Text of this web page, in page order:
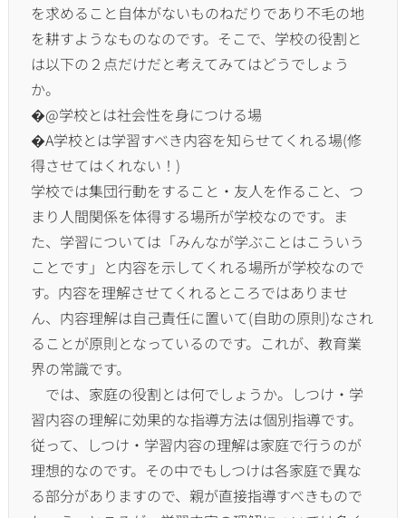
を求めること自体がないものねだりであり不毛の地
を耕すようなものなのです。 そこで、 学校の役割と
は以下の２点だけだと考えてみてはどうでしょう
か。
�@学校とは社会性を身につける場
�A学校とは学習すべき内容を知らせてくれる場(修
得させてはくれない！)
学校では集団行動をすること・友人を作ること、 つ
まり人間関係を体得する場所が学校なのです。ま
た、 学習については「みんなが学ぶことはこういう
ことです」 と内容を示してくれる場所が学校なので
す。 内容を理解させてくれるところではありませ
ん、 内容理解は自己責任に置いて(自助の原則)なされ
ることが原則となっているのです。これが、 教育業
界の常識です。
では、家庭の役割とは何でしょうか。しつけ・ 学
習内容の理解に効果的な指導方法は個別指導です。
従って、
しつけ・学習内容の理解は家庭で行うのが
理想的なのです。 その中でもしつけは各家庭で異な
る部分がありますので、 親が直接指導すべきもので